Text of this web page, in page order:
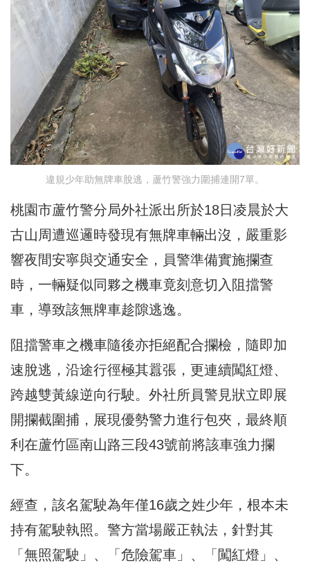
違規少年助無牌車脫逃，蘆竹警強力圍捕連開7單。
桃園市蘆竹警分局外社派出所於18日凌晨於大
古山周遭巡邏時發現有無牌車輛出沒，嚴重影
響夜間安寧與交通安全，員警準備實施攔查
時，一輛疑似同夥之機車竟刻意切入阻擋警
車，導致該無牌車趁隙逃逸。
阻擋警車之機車隨後亦拒絕配合攔檢，隨即加
速脫逃，沿途行徑極其囂張，更連續闖紅燈、
跨越雙黃線逆向行駛。外社所員警見狀立即展
開攔截圍捕，展現優勢警力進行包夾，最終順
利在蘆竹區南山路三段43號前將該車強力攔
下。
經查，該名駕駛為年僅16歲之姓少年，根本未
持有駕駛執照。警方當場嚴正執法，針對其
「無照駕駛」、「危險駕車」、「闖紅燈」、